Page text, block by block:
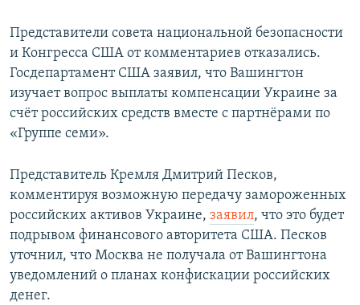
Представители совета национальной безопасности
и Конгресса США от комментариев отказались.
Госдепартамент США заявил, что Вашингтон
изучает вопрос выплаты компенсации Украине за
счёт российских средств вместе с партнёрами по
«Группе семи».
Представитель Кремля Дмитрий Песков,
комментируя возможную передачу замороженных
российских активов Украине, заявил, что это будет
подрывом финансового авторитета США. Песков
уточнил, что Москва не получала от Вашингтона
уведомлений о планах конфискации российских
денег.